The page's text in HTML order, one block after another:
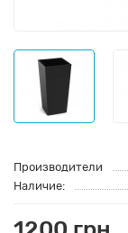
Производители
Наличие: